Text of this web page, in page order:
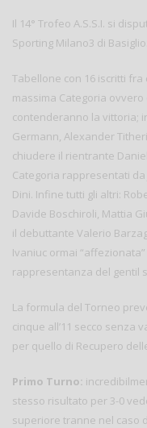
Il 14° Trofeo A.S.S.I. si
Sporting Milano3 di Basiglio.
Tabellone con 16 iscritti
massima Categoria
contenderanno la vittoria;
Germann, Alexander
chiudere il rientrante
Categoria rappresentati da
Dini. Infine tutti gli altri:
Davide Boschiroli, Mattia
il debuttante Valerio
Ivaniuc ormai
rappresentanza del gentil
La formula del Torneo
cinque all’11 secco senza
per quello di Recupero
Primo Turno:
stesso risultato per 3-0
superiore tranne nel caso